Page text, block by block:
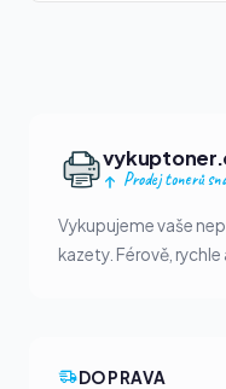
Prodej tonerů
Vykupujeme vaše
kazety. Férově, rychle
DOPRAVA